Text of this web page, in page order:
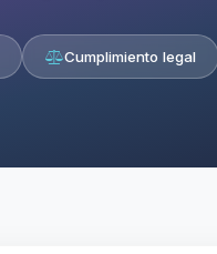
Cumplimiento legal